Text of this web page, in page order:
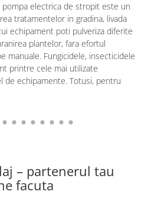
pompa electrica de stropit este un
tratamentelor in gradina, livada
echipament poti pulveriza diferite
plantelor, fara efortul
manuale. Fungicidele, insecticidele
printre cele mai utilizate
de echipamente. Totusi, pentru
– partenerul tau
facuta